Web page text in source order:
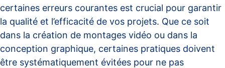
certaines erreurs courantes est crucial pour garantir
la qualité et l’efficacité de vos projets. Que ce soit
dans la création de montages vidéo ou dans la
conception graphique, certaines pratiques doivent
être systématiquement évitées pour ne pas